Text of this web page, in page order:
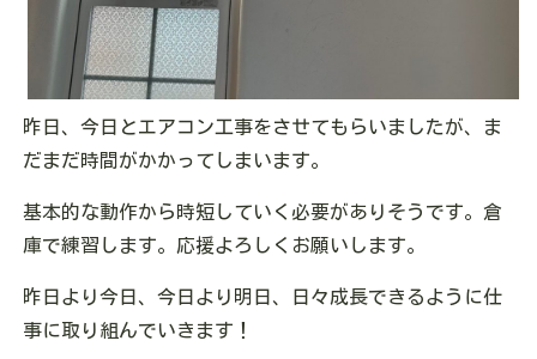
昨日、今日とエアコン工事をさせてもらいましたが、ま
だまだ時間がかかってしまいます。
基本的な動作から時短していく必要がありそうです。倉
庫で練習します。応援よろしくお願いします。
昨日より今日、今日より明日、日々成長できるように仕
事に取り組んでいきます！